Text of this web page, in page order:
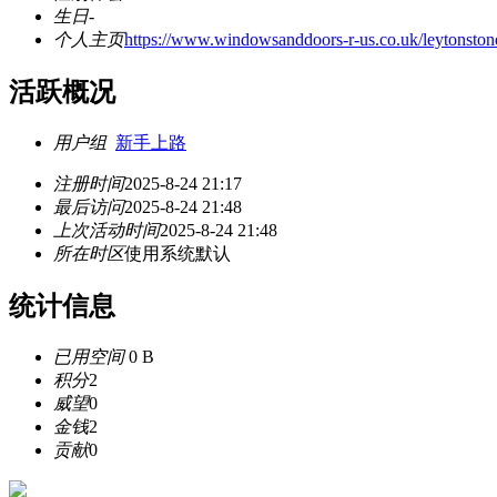
生日-
个人主页https://www.windowsanddoors-r-us.co.uk/
活跃概况
用户组 新手上路
注册时间2025-8-24 21:17
最后访问2025-8-24 21:48
上次活动时间2025-8-24 21:48
所在时区使用系统默认
统计信息
已用空间0 B
积分2
威望0
金钱2
贡献0